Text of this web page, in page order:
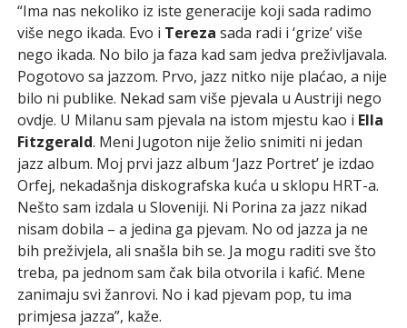
“Ima nas nekoliko iz iste generacije koji sada radimo
više nego ikada. Evo i Tereza sada radi i ‘grize’ više
nego ikada. No bilo ja faza kad sam jedva preživljavala.
Pogotovo sa jazzom. Prvo, jazz nitko nije plaćao, a nije
bilo ni publike. Nekad sam više pjevala u Austriji nego
ovdje. U Milanu sam pjevala na istom mjestu kao i Ella
Fitzgerald. Meni Jugoton nije želio snimiti ni jedan
jazz album. Moj prvi jazz album ‘Jazz Portret’ je izdao
Orfej, nekadašnja diskografska kuća u sklopu HRT-a.
Nešto sam izdala u Sloveniji. Ni Porina za jazz nikad
nisam dobila – a jedina ga pjevam. No od jazza ja ne
bih preživjela, ali snašla bih se. Ja mogu raditi sve što
treba, pa jednom sam čak bila otvorila i kafić. Mene
zanimaju svi žanrovi. No i kad pjevam pop, tu ima
primjesa jazza”, kaže.